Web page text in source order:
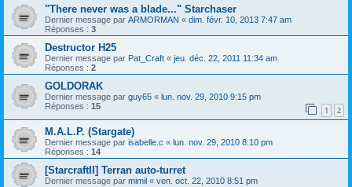
"There never was a blade..." Starchaser
Dernier message par ARMORMAN « dim. févr. 10, 2013 7:47 am
Réponses : 3
Destructor H25
Dernier message par Pat_Craft « jeu. déc. 22, 2011 11:34 am
Réponses : 2
GOLDORAK
Dernier message par guy65 « lun. nov. 29, 2010 9:15 pm
Réponses : 15 1 2
M.A.L.P. (Stargate)
Dernier message par isabelle.c « lun. nov. 29, 2010 8:10 pm
Réponses : 14
[StarcraftII] Terran auto-turret
Dernier message par mimil « ven. oct. 22, 2010 8:51 pm